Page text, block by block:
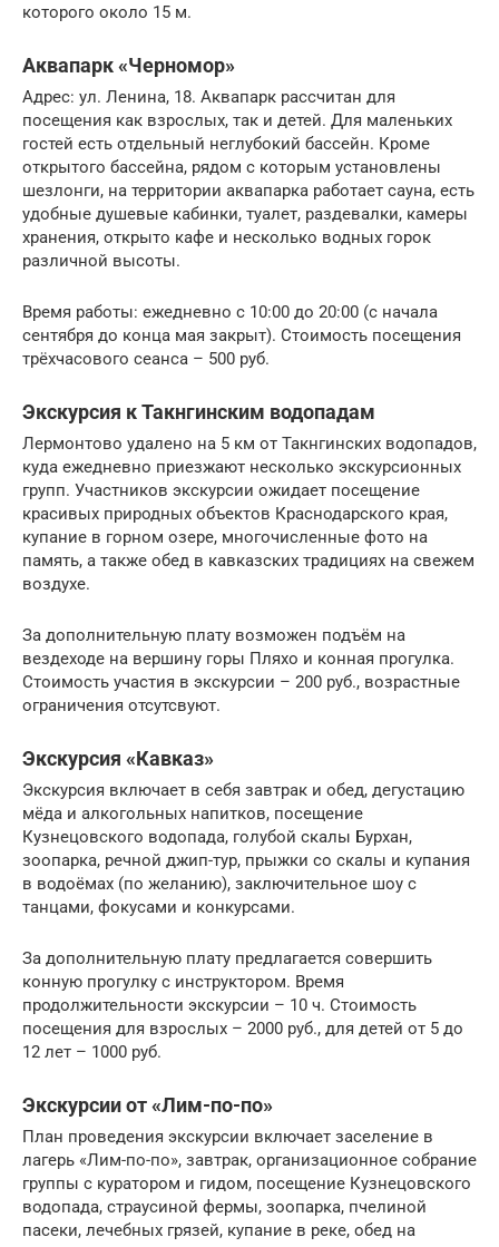
которого около 15 м.
Аквапарк «Черномор»
Адрес: ул. Ленина, 18. Аквапарк рассчитан для
посещения как взрослых, так и детей. Для маленьких
гостей есть отдельный неглубокий бассейн. Кроме
открытого бассейна, рядом с которым установлены
шезлонги, на территории аквапарка работает сауна, есть
удобные душевые кабинки, туалет, раздевалки, камеры
хранения, открыто кафе и несколько водных горок
различной высоты.
Время работы: ежедневно с 10:00 до 20:00 (с начала
сентября до конца мая закрыт). Стоимость посещения
трёхчасового сеанса – 500 руб.
Экскурсия к Такнгинским водопадам
Лермонтово удалено на 5 км от Такнгинских водопадов,
куда ежедневно приезжают несколько экскурсионных
групп. Участников экскурсии ожидает посещение
красивых природных объектов Краснодарского края,
купание в горном озере, многочисленные фото на
память, а также обед в кавказских традициях на свежем
воздухе.
За дополнительную плату возможен подъём на
вездеходе на вершину горы Пляхо и конная прогулка.
Стоимость участия в экскурсии – 200 руб., возрастные
ограничения отсутсвуют.
Экскурсия «Кавказ»
Экскурсия включает в себя завтрак и обед, дегустацию
мёда и алкогольных напитков, посещение
Кузнецовского водопада, голубой скалы Бурхан,
зоопарка, речной джип-тур, прыжки со скалы и купания
в водоёмах (по желанию), заключительное шоу с
танцами, фокусами и конкурсами.
За дополнительную плату предлагается совершить
конную прогулку с инструктором. Время
продолжительности экскурсии – 10 ч. Стоимость
посещения для взрослых – 2000 руб., для детей от 5 до
12 лет – 1000 руб.
Экскурсии от «Лим-по-по»
План проведения экскурсии включает заселение в
лагерь «Лим-по-по», завтрак, организационное собрание
группы с куратором и гидом, посещение Кузнецовского
водопада, страусиной фермы, зоопарка, пчелиной
пасеки, лечебных грязей, купание в реке, обед на